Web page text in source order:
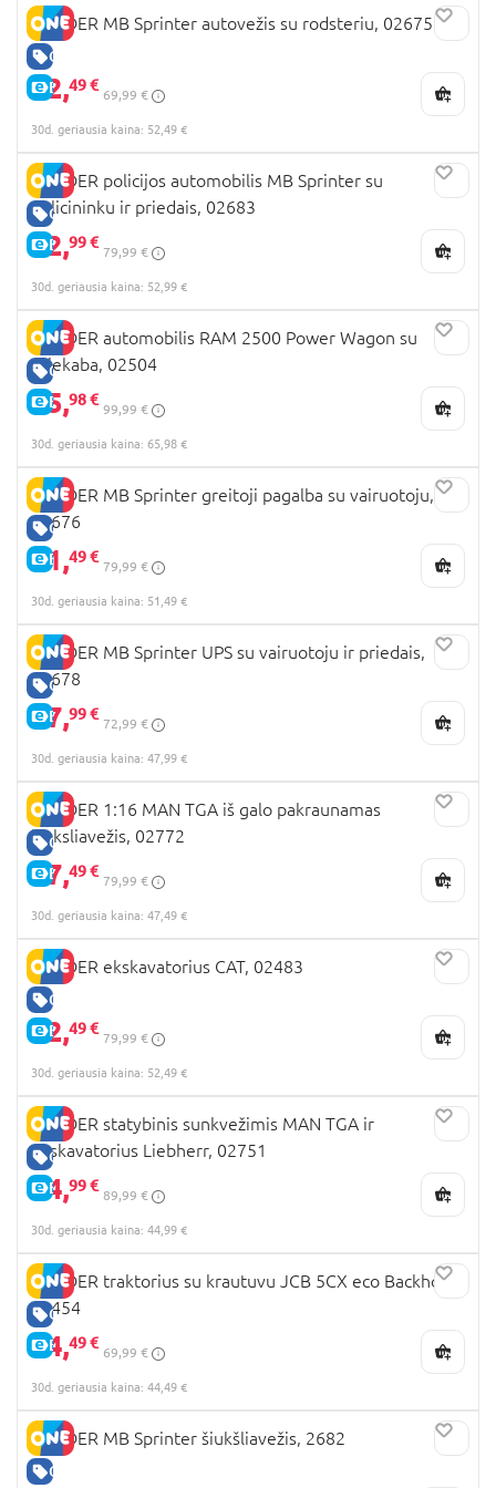
GERA KAINA
E-KAINA
BRUDER MB Sprinter autovežis su rodsteriu, 02675
52,49 €
69,99 €
30d. geriausia kaina: 52,49 €
GERA KAINA
E-KAINA
BRUDER policijos automobilis MB Sprinter su
policininku ir priedais, 02683
52,99 €
79,99 €
30d. geriausia kaina: 52,99 €
GERA KAINA
E-KAINA
BRUDER automobilis RAM 2500 Power Wagon su
priekaba, 02504
65,98 €
99,99 €
30d. geriausia kaina: 65,98 €
GERA KAINA
E-KAINA
BRUDER MB Sprinter greitoji pagalba su vairuotoju,
02676
51,49 €
79,99 €
30d. geriausia kaina: 51,49 €
GERA KAINA
E-KAINA
BRUDER MB Sprinter UPS su vairuotoju ir priedais,
02678
47,99 €
72,99 €
30d. geriausia kaina: 47,99 €
GERA KAINA
E-KAINA
BRUDER 1:16 MAN TGA iš galo pakraunamas
šiuksliavežis, 02772
47,49 €
79,99 €
30d. geriausia kaina: 47,49 €
GERA KAINA
E-KAINA
BRUDER ekskavatorius CAT, 02483
52,49 €
79,99 €
30d. geriausia kaina: 52,49 €
GERA KAINA
E-KAINA
BRUDER statybinis sunkvežimis MAN TGA ir
ekskavatorius Liebherr, 02751
44,99 €
89,99 €
30d. geriausia kaina: 44,99 €
GERA KAINA
E-KAINA
BRUDER traktorius su krautuvu JCB 5CX eco Backhoe,
02454
44,49 €
69,99 €
30d. geriausia kaina: 44,49 €
GERA KAINA
BRUDER MB Sprinter šiukšliavežis, 2682